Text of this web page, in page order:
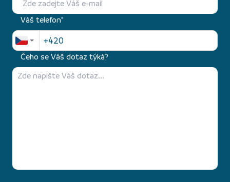
Váš telefon*
Čeho se Váš dotaz týká?